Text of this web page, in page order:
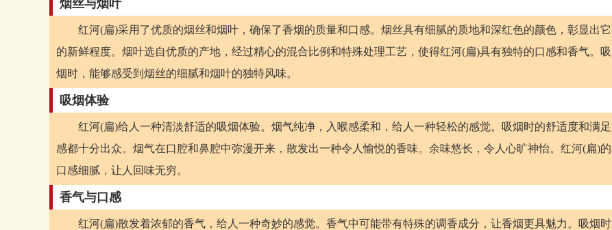
烟丝与烟叶
红河(扁)采用了优质的烟丝和烟叶，确保了香烟的质量和口感。烟丝具有细腻的质地和深红色的颜色，彰显出它
的新鲜程度。烟叶选自优质的产地，经过精心的混合比例和特殊处理工艺，使得红河(扁)具有独特的口感和香气。吸
烟时，能够感受到烟丝的细腻和烟叶的独特风味。
吸烟体验
红河(扁)给人一种清淡舒适的吸烟体验。烟气纯净，入喉感柔和，给人一种轻松的感觉。吸烟时的舒适度和满足
感都十分出众。烟气在口腔和鼻腔中弥漫开来，散发出一种令人愉悦的香味。余味悠长，令人心旷神怡。红河(扁)的
口感细腻，让人回味无穷。
香气与口感
红河(扁)散发着浓郁的香气，给人一种奇妙的感觉。香气中可能带有特殊的调香成分，让香烟更具魅力。吸烟时